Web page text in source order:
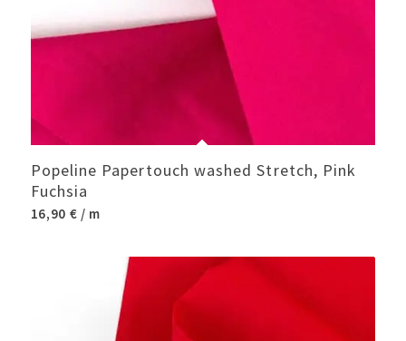
Popeline Papertouch washed Stretch, Pink
Fuchsia
16,90 € / m